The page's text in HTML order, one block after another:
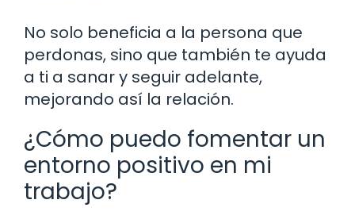
No solo beneficia a la persona que
perdonas, sino que también te ayuda
a ti a sanar y seguir adelante,
mejorando así la relación.
¿Cómo puedo fomentar un
entorno positivo en mi
trabajo?